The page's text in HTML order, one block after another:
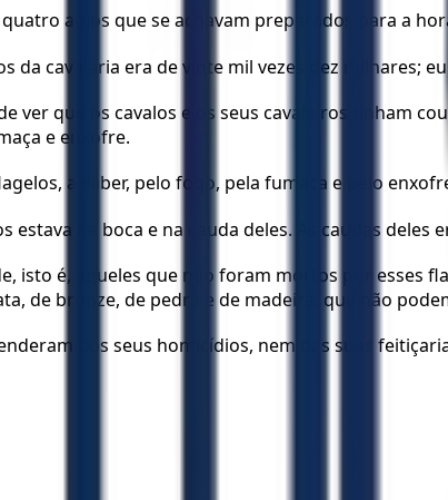
quatro anjos que se achavam preparados para a
da cavalaria era de vinte mil vezes dez milhares;
ver que os cavalos e os seus cavaleiros tinham
e enxofre.
a saber, pelo fogo, pela fumaça e pelo
estava na boca e na cauda deles. As caudas
isto é, aqueles que não foram mortos por esses
de bronze, de pedra e de madeira, que não
dos seus homicídios, nem das suas